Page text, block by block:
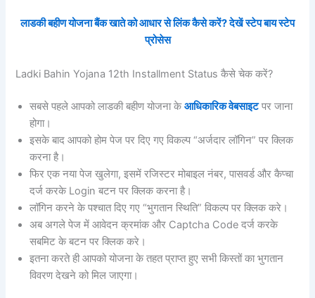
लाडकी बहीण योजना बैंक खाते को आधार से लिंक कैसे करें? देखें स्टेप बाय स्टेप
प्रोसेस
Ladki Bahin Yojana 12th Installment Status कैसे चेक करें?
सबसे पहले आपको लाडकी बहीण योजना केआधिकारिक वेबसाइटपर जाना
होगा।
इसके बाद आपको होम पेज पर दिए गए विकल्प “अर्जदार लॉगिन” पर क्लिक
करना है।
फिर एक नया पेज खुलेगा, इसमें रजिस्टर मोबाइल नंबर, पासवर्ड और कैप्चा
दर्ज करके Login बटन पर क्लिक करना है।
लॉगिन करने के पश्चात दिए गए “भुगतान स्थिति” विकल्प पर क्लिक करे।
अब अगले पेज में आवेदन क्रमांक और Captcha Code दर्ज करके
सबमिट के बटन पर क्लिक करे।
इतना करते ही आपको योजना के तहत प्राप्त हुए सभी किस्तों का भुगतान
विवरण देखने को मिल जाएगा।